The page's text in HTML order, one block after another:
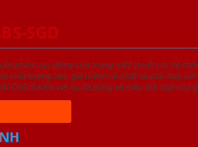
SGD
phẩm các dòng cửa trong một chuỗi các hệ
chất lượng cao, giá thành rẻ nhất và phù hợp với
CAO đi kèm với sự đa dạng về mẫu mã, loại cửa